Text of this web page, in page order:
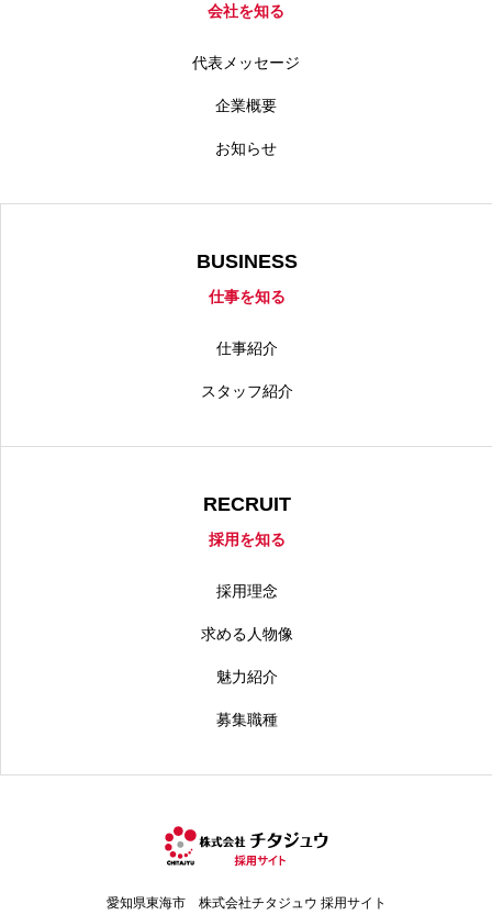
会社を知る
会社を知る
代表メッセージ
企業概要
お知らせ
BUSINESS
仕事を知る
仕事紹介
スタッフ紹介
RECRUIT
採用を知る
採用理念
求める人物像
魅力紹介
募集職種
愛知県東海市 株式会社チタジュウ 採用サイト